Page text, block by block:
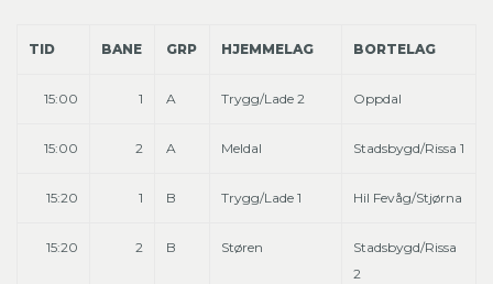
TID BANE GRP HJEMMELAG BORTELAG
15:00 1 A Trygg/Lade 2 Oppdal
15:00 2 A Meldal Stadsbygd/Rissa 1
15:20 1 B Trygg/Lade 1 Hil Fevåg/Stjørna
15:20 2 B Støren
Stadsbygd/Rissa
2